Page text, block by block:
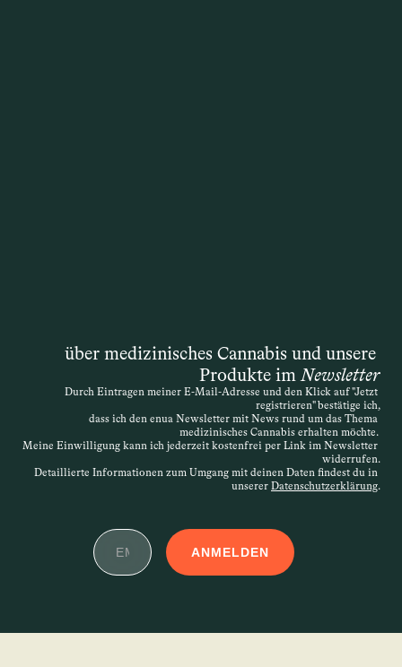
über medizinisches Cannabis und unsere
Produkte im Newsletter
Durch Eintragen meiner E-Mail-Adresse und den Klick auf "Jetzt
registrieren" bestätige ich,
dass ich den enua Newsletter mit News rund um das Thema
medizinisches Cannabis erhalten möchte.
Meine Einwilligung kann ich jederzeit kostenfrei per Link im Newsletter
widerrufen.
Detaillierte Informationen zum Umgang mit deinen Daten findest du in
unserer Datenschutzerklärung.
ANMELDEN